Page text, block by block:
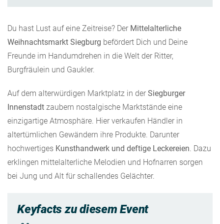
Du hast Lust auf eine Zeitreise? Der Mittelalterliche
Weihnachtsmarkt Siegburg befördert Dich und Deine
Freunde im Handumdrehen in die Welt der Ritter,
Burgfräulein und Gaukler.
Auf dem alterwürdigen Marktplatz in der Siegburger
Innenstadt zaubern nostalgische Marktstände eine
einzigartige Atmosphäre. Hier verkaufen Händler in
altertümlichen Gewändern ihre Produkte. Darunter
hochwertiges Kunsthandwerk und deftige Leckereien . Dazu
erklingen mittelalterliche Melodien und Hofnarren sorgen
bei Jung und Alt für schallendes Gelächter.
Keyfacts zu diesem Event